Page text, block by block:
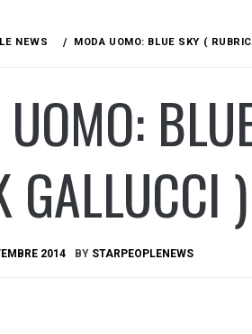
NEWS MODA UOMO: BLUE SKY (
GALLUCCI )
2014 BY STARPEOPLENEWS